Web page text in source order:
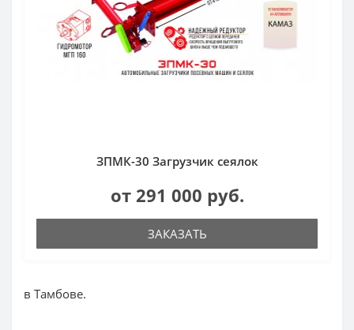
ЗПМК-30 Загрузчик сеялок
от 291 000 руб.
ЗАКАЗАТЬ
в Тамбове.